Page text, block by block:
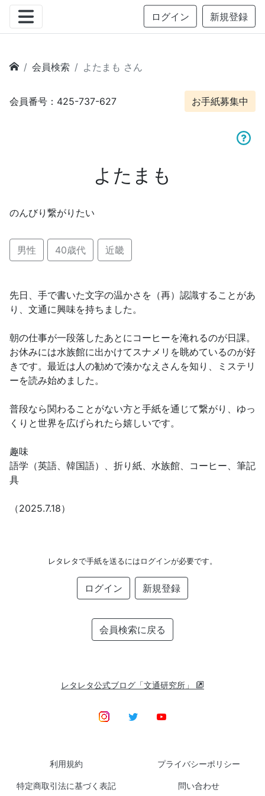
ログイン 新規登録
会員検索 よたまも さん
会員番号：425-737-627 お手紙募集中
よたまも
のんびり繋がりたい
男性 40歳代 近畿
先日、手で書いた文字の温かさを（再）認識することがあ
り、文通に興味を持ちました。
朝の仕事が一段落したあとにコーヒーを淹れるのが日課。
お休みには水族館に出かけてスナメリを眺めているのが好
きです。最近は人の勧めで湊かなえさんを知り、ミステリ
ーを読み始めました。
普段なら関わることがない方と手紙を通じて繋がり、ゆっ
くりと世界を広げられたら嬉しいです。
趣味
語学（英語、韓国語）、折り紙、水族館、コーヒー、筆記
具
（2025.7.18）
レタレタで手紙を送るにはログインが必要です。
ログイン 新規登録
会員検索に戻る
レタレタ公式ブログ「文通研究所」
利用規約 プライバシーポリシー
特定商取引法に基づく表記 問い合わせ